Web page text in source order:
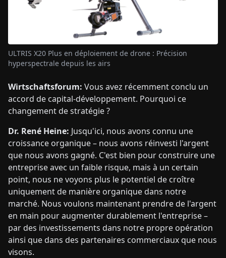
ULTRIS X20 Plus en déploiement de drone : Précision
hyperspectrale depuis les airs
Wirtschaftsforum: Vous avez récemment conclu un
accord de capital-développement. Pourquoi ce
changement de stratégie ?
Dr. René Heine: Jusqu'ici, nous avons connu une
croissance organique – nous avons réinvesti l'argent
que nous avons gagné. C'est bien pour construire une
entreprise avec un faible risque, mais à un certain
point, nous ne voyons plus le potentiel de croître
uniquement de manière organique dans notre
marché. Nous voulons maintenant prendre de l'argent
en main pour augmenter durablement l'entreprise –
par des investissements dans notre propre opération
ainsi que dans des partenaires commerciaux que nous
visons.